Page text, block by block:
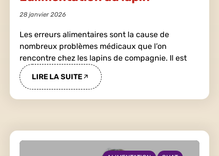
28 janvier 2026
Les erreurs alimentaires sont la cause de
nombreux problèmes médicaux que l’on
rencontre chez les lapins de compagnie. Il est
LIRE LA SUITE